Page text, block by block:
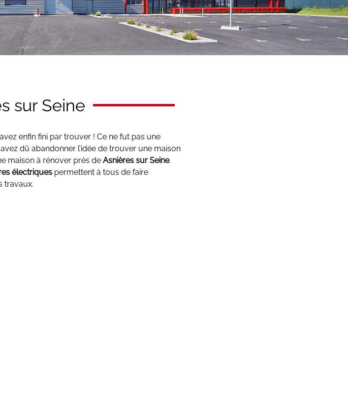
sur Seine
enfin fini par trouver ! Ce ne fut pas une
dû abandonner l’idée de trouver une maison
maison à rénover près de Asnières sur Seine.
électriques permettent à tous de faire
travaux.